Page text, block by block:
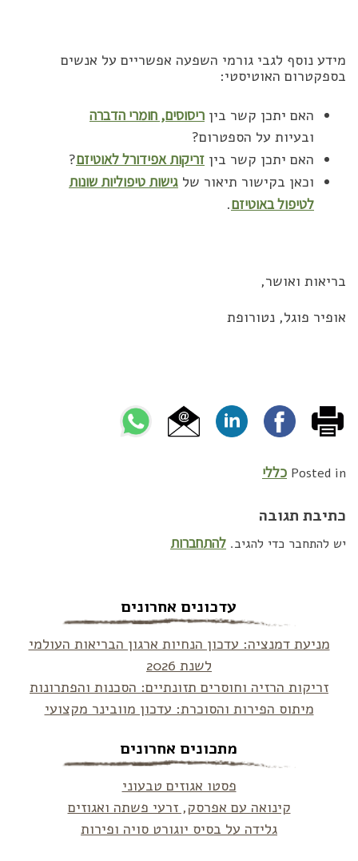
מידע נוסף לגבי גורמי השפעה אפשריים על אנשים
בספקטרום האוטיסטי:
האם יתכן קשר בין ריסוסים, חומרי הדברה
ובעיות על הספטרום?
האם יתכן קשר בין זריקות אפידורל לאוטיזם?
וכאן בקישור תיאור של גישות טיפוליות שונות
לטיפול באוטיזם.
בריאות ואושר,
אופיר פוגל, נטורופת
Posted in כללי
כתיבת תגובה
יש להתחבר כדי להגיב. להתחברות
עדכונים אחרונים
מניעת דמנציה: עדכון הנחיות ארגון הבריאות העולמי
לשנת 2026
זריקות הרזיה וחוסרים תזונתיים: הסכנות והפתרונות
מיתוס הפירות והסוכרת: עדכון מוובינר מקצועי
מתכונים אחרונים
פסטו אגוזים טבעוני
קינואה עם אפרסק, זרעי פשתה ואגוזים
גלידה על בסיס יוגורט סויה ופירות